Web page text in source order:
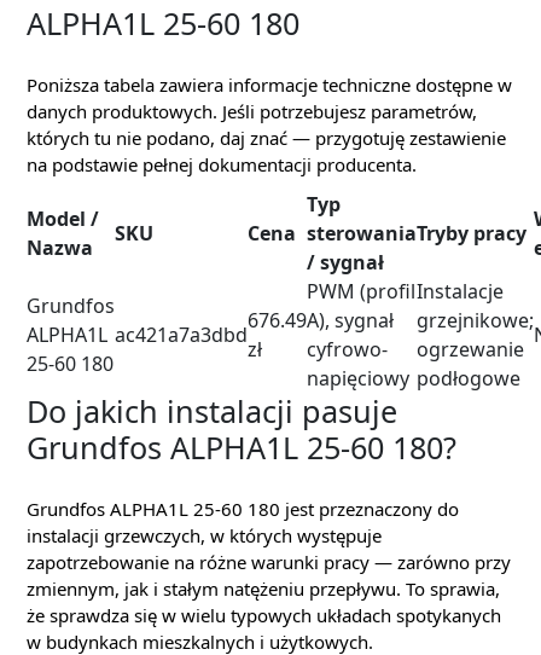
ALPHA1L 25-60 180
Poniższa tabela zawiera informacje techniczne dostępne w
danych produktowych. Jeśli potrzebujesz parametrów,
których tu nie podano, daj znać — przygotuję zestawienie
na podstawie pełnej dokumentacji producenta.
Model /
Nazwa
SKU Cena
Typ
sterowania
/ sygnał
Tryby pracy
Grundfos
ALPHA1L
25-60 180
ac421a7a3dbd
676.49
zł
PWM (profil
A), sygnał
cyfrowo-
napięciowy
Instalacje
grzejnikowe;
ogrzewanie
podłogowe
Do jakich instalacji pasuje
Grundfos ALPHA1L 25-60 180?
Grundfos ALPHA1L 25-60 180 jest przeznaczony do
instalacji grzewczych, w których występuje
zapotrzebowanie na różne warunki pracy — zarówno przy
zmiennym, jak i stałym natężeniu przepływu. To sprawia,
że sprawdza się w wielu typowych układach spotykanych
w budynkach mieszkalnych i użytkowych.